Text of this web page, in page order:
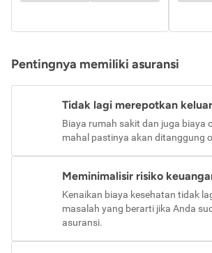
Pentingnya memiliki asuransi
Tidak lagi merepotkan
Biaya rumah sakit dan juga biaya
mahal pastinya akan ditanggung
Meminimalisir risiko
Kenaikan biaya kesehatan tidak
masalah yang berarti jika Anda
asuransi.